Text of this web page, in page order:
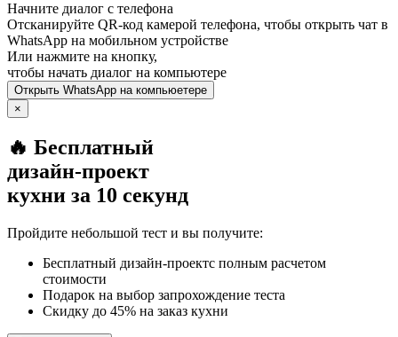
Начните диалог с телефона
Отсканируйте QR-код камерой телефона, чтобы открыть чат в
WhatsApp на мобильном устройстве
Или нажмите на кнопку,
чтобы начать диалог на компьютере
Открыть WhatsApp на компьюетере
×
🔥 Бесплатный
дизайн-проект
кухни за 10 секунд
Пройдите небольшой тест и вы получите:
Бесплатный дизайн-проектс полным расчетом
стоимости
Подарок на выбор запрохождение теста
Скидку до 45% на заказ кухни